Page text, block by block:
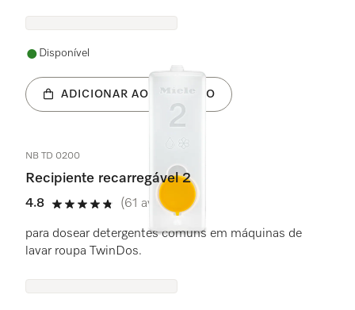
Disponível
ADICIONAR AO CARRINHO
NB TD 0200
Recipiente recarregável 2
4.8
4.8 estrela(s) de 5
(61 avaliações)
para dosear detergentes comuns em máquinas de
lavar roupa TwinDos.